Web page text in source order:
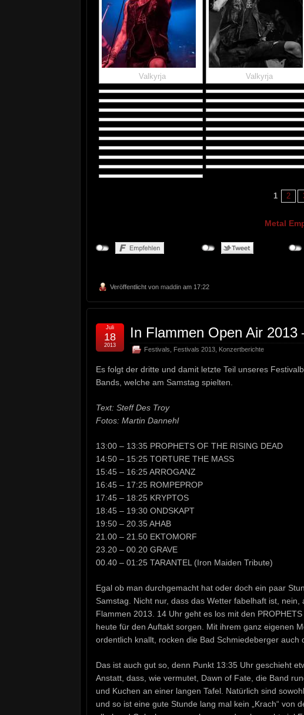
Valkyrja Valkyrja
1 2
Metal
Veröffentlicht von maddin am 17:22
In Flammen Open Air 2013
Festivals, Festivals 2013, Konzertberichte
Juli
18
2013
Es folgt der dritte und damit letzte Teil unseres
Bands, welche am Samstag spielten.
Text: Steff Des Troy
Fotos: Martin Dannehl
13:00 – 13:35 PROPHETS OF THE RISING DEAD
14:50 – 15:25 TORTURE THE MASS
15:45 – 16:25 ARROGANZ
16:45 – 17:25 ROMPEPROP
17:45 – 18:25 KRYPTOS
18:45 – 19:30 ONDSKAPT
19:50 – 20.35 AHAB
21.00 – 21.50 EKTOMORF
23.20 – 00.20 GRAVE
00.40 – 01:25 TARANTEL (Iron Maiden Tribute)
Egal ob man durchgemacht hat oder doch ein paar
Samstag. Nicht nur, dass das Wetter fabelhaft ist,
Flammen 2013. 14 Uhr geht es los mit den
heute für den Auftakt sorgen. Mit ihrem ganz eigenen
ordentlich knallt, rocken die Bad Schmiedeberger auch
Das ist auch gut so, denn Punkt 13:35 Uhr geschieht
Anstatt, dass, wie vermutet, Dawn of Fate, die Band
und Kuchen an einer langen Tafel. Natürlich sind
und so ist eine gute Stunde lang mal kein „Krach“ von